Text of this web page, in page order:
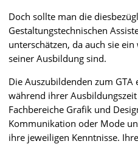
Doch sollte man die
Gestaltungstechnischen
unterschätzen, da auch sie
seiner Ausbildung sind.
Die Auszubildenden zum GTA
während ihrer
Fachbereiche Grafik und
Kommunikation oder Mode
ihre jeweiligen Kenntnisse.